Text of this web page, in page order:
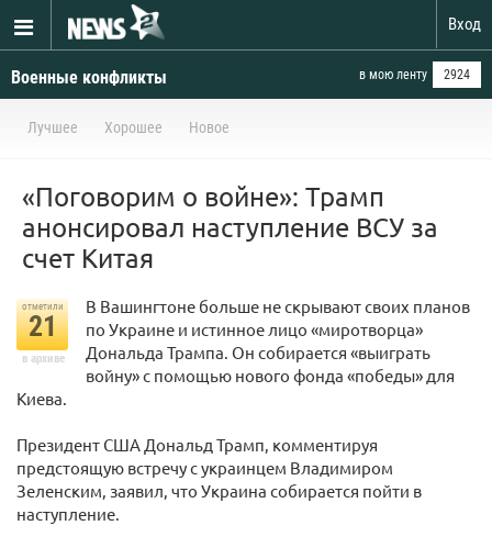
Вход
Военные конфликты в мою ленту 2924
Лучшее Хорошее Новое
«Поговорим о войне»: Трамп
анонсировал наступление ВСУ за
счет Китая
отметили
21
в архиве
В Вашингтоне больше не скрывают своих планов
по Украине и истинное лицо «миротворца»
Дональда Трампа. Он собирается «выиграть
войну» с помощью нового фонда «победы» для
Киева.
Президент США Дональд Трамп, комментируя
предстоящую встречу с украинцем Владимиром
Зеленским, заявил, что Украина собирается пойти в
наступление.